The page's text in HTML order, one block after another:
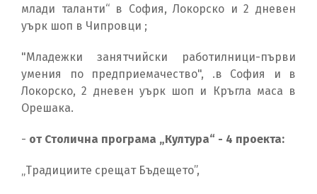
млади таланти“ в София, Локорско и 2 дневен
уърк шоп в Чипровци ;
"Младежки занятчийски работилници-първи
умения по предприемачество", .в София и в
Локорско, 2 дневен уърк шоп и Кръгла маса в
Орешака.
- от Столична програма „Култура“ - 4 проекта:
„Традициите срещат Бъдещето”,